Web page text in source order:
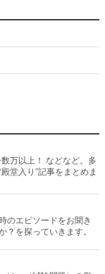
万以上！ などなど。多
堂入り”記事をまとめま
のエピソードをお聞き
を探っていきます。